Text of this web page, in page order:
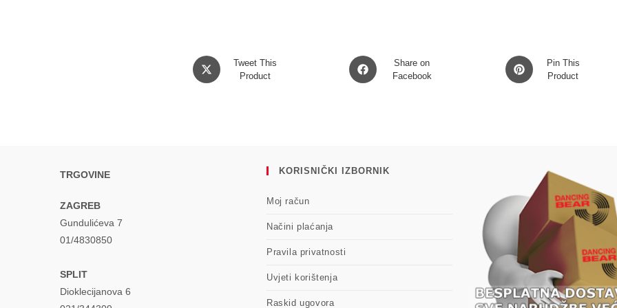
Opens
in
Tweet This
Product
Opens
in
Share on
Facebook
Opens
in
Pin This
Product
TRGOVINE
ZAGREB
Gundulićeva 7
01/4830850
SPLIT
Dioklecijanova 6
KORISNIČKI IZBORNIK
Moj račun
Načini plaćanja
Pravila privatnosti
Uvjeti korištenja
Raskid ugovora